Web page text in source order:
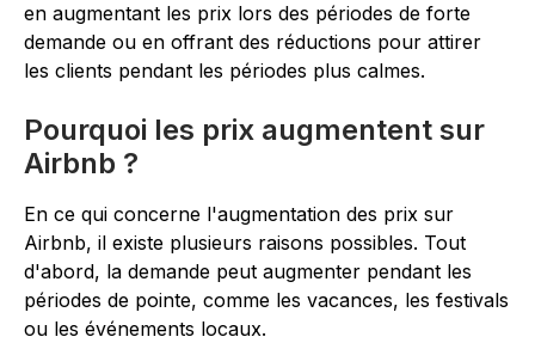
en augmentant les prix lors des périodes de forte
demande ou en offrant des réductions pour attirer
les clients pendant les périodes plus calmes.
Pourquoi les prix augmentent sur
Airbnb ?
En ce qui concerne l'augmentation des prix sur
Airbnb, il existe plusieurs raisons possibles. Tout
d'abord, la demande peut augmenter pendant les
périodes de pointe, comme les vacances, les festivals
ou les événements locaux.